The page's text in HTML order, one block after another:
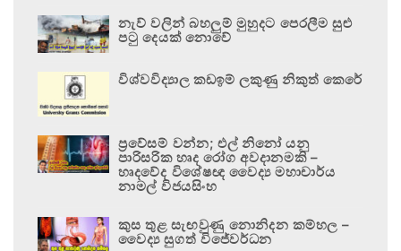
නැව් වලින් බහලුම් මුහුදට පෙරලීම සුළු
පටු දෙයක් නොවේ
විශ්වවිද්‍යාල කඩඉම් ලකුණු නිකුත් කෙරේ
ප්‍රවේසම් වන්න; එල් නිනෝ යනු
පාරිසරික හෘද රෝග අවදානමකි –
හෘදවේද විශේෂඥ වෛද්‍ය මහාචාර්ය
නාමල් විජයසිංහ
කුස තුළ සැඟවුණු නොනිදන කම්හල –
වෛද්‍ය සුගත් විජේවර්ධන